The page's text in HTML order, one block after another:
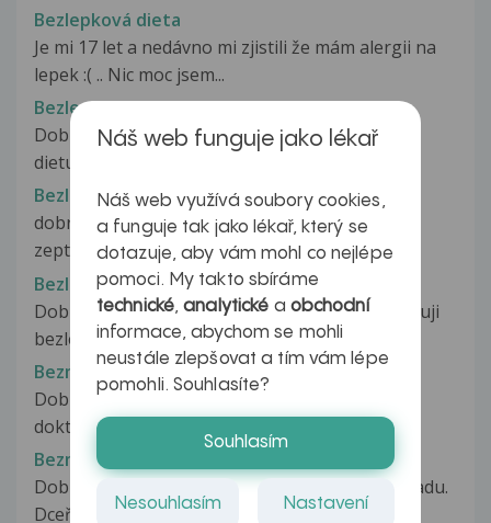
Bezlepková dieta
Je mi 17 let a nedávno mi zjistili že mám alergii na
lepek :( .. Nic moc jsem...
Bezlepková dieta
Dobrý den měla bych dotaz na bezlepkovou
dietu.Mám prokázanou alergii na lepek...
Bezlepková dieta
dobrý den, trpím silnou celiakií a chtěla bych se
zeptat, zda mohu jíst tavené...
Bezlepková dieta efekt
Dobrý den,chtěla bych se zeptat...9 týdnů dodržuji
bezlepkovou dietu a výsledek...
Bezmléčná dieta
Dobrý den. Je mi 21 let a dnes jsem si byla u své
doktorky pro výsledky z odběrů...
Bezmléčná dieta
Dobrý den,paní doktorko prosím Vás tímto o radu.
Dceři byla dle krevních testů...
Náš web funguje jako lékař
Náš web využívá soubory cookies,
a funguje tak jako lékař, který se
dotazuje, aby vám mohl co nejlépe
pomoci. My takto sbíráme
technické,analytické a obchodní
informace, abychom se mohli
neustále zlepšovat a tím vám lépe
pomohli. Souhlasíte?
Souhlasím
Nesouhlasím Nastavení